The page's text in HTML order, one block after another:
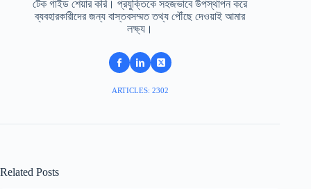
টেক গাইড শেয়ার করি। প্রযুক্তিকে সহজভাবে উপস্থাপন করে
ব্যবহারকারীদের জন্য বাস্তবসম্মত তথ্য পৌঁছে দেওয়াই আমার
লক্ষ্য।
ARTICLES: 2302
Related Posts